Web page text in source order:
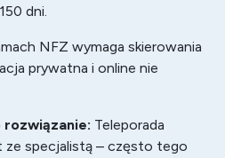
dni.
NFZ wymaga skierowania
prywatna i online nie
rozwiązanie: Teleporada
ze specjalistą – często tego